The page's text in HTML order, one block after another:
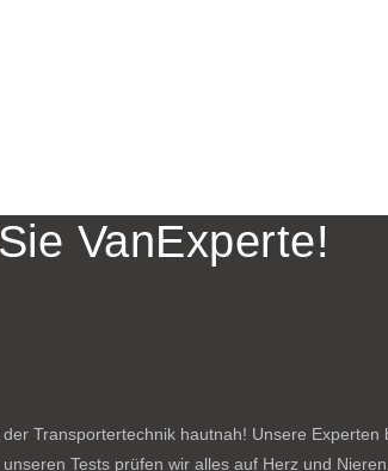
VanExperte!
Transportertechnik hautnah! Unsere
Tests prüfen wir alles auf Herz und